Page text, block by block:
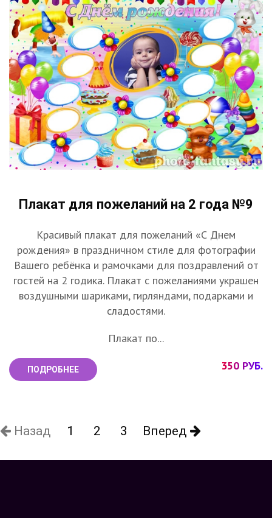
Плакат для пожеланий на 2 года №9
Красивый плакат для пожеланий «С Днем
рождения» в праздничном стиле для фотографии
Вашего ребёнка и рамочками для поздравлений от
гостей на 2 годика. Плакат с пожеланиями украшен
воздушными шариками, гирляндами, подарками и
сладостями.
Плакат по...
ПОДРОБНЕЕ 350 РУБ.
Назад 1 2 3 Вперед